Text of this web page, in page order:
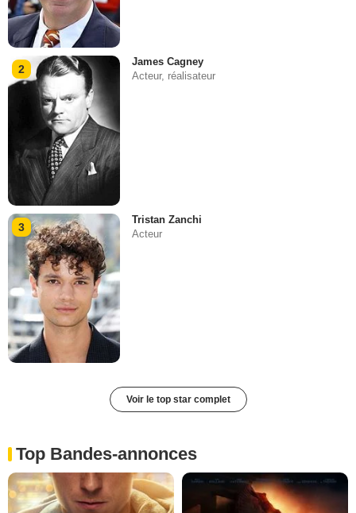
2
James Cagney
Acteur, réalisateur
3
Tristan Zanchi
Acteur
Voir le top star complet
Top Bandes-annonces